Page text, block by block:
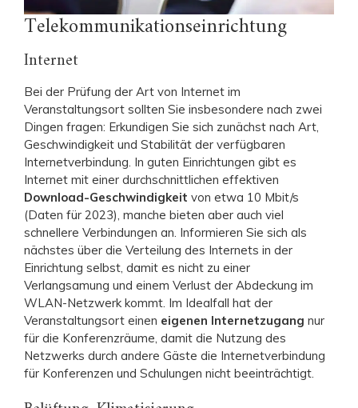
Telekommunikationseinrichtung
Internet
Bei der Prüfung der Art von Internet im
Veranstaltungsort sollten Sie insbesondere nach zwei
Dingen fragen: Erkundigen Sie sich zunächst nach Art,
Geschwindigkeit und Stabilität der verfügbaren
Internetverbindung. In guten Einrichtungen gibt es
Internet mit einer durchschnittlichen effektiven
Download-Geschwindigkeit von etwa 10 Mbit/s
(Daten für 2023), manche bieten aber auch viel
schnellere Verbindungen an. Informieren Sie sich als
nächstes über die Verteilung des Internets in der
Einrichtung selbst, damit es nicht zu einer
Verlangsamung und einem Verlust der Abdeckung im
WLAN-Netzwerk kommt. Im Idealfall hat der
Veranstaltungsort einen eigenen Internetzugang nur
für die Konferenzräume, damit die Nutzung des
Netzwerks durch andere Gäste die Internetverbindung
für Konferenzen und Schulungen nicht beeinträchtigt.